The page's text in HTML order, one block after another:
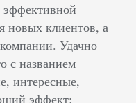
эффективной
новых клиентов, а
Удачно
с названием
интересные,
эффект: